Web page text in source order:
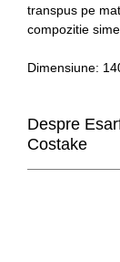
transpus pe
compozitie
Dimensiune:
Despre
Costake